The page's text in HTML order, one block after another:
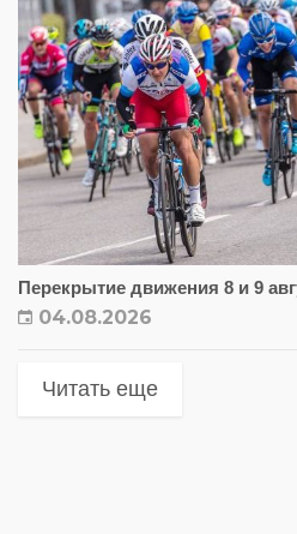
Перекрытие движения 8 и 9
04.08.2026
Читать еще